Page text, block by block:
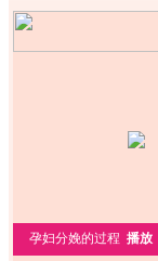
孕妇分娩的过程 播放